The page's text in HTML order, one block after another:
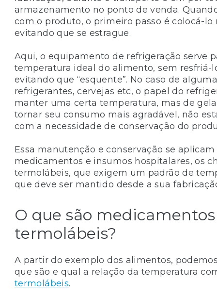
armazenamento no ponto de venda.
com o produto, o primeiro passo é colocá-lo
evitando que se estrague.
Aqui, o equipamento de refrigeração serve
temperatura ideal do alimento, sem resfriá-
evitando que “esquente”. No caso de
refrigerantes, cervejas etc, o papel do
manter uma certa temperatura, mas de
tornar seu consumo mais agradável, não
com a necessidade de conservação do
Essa manutenção e conservação se
medicamentos e insumos hospitalares, os
termolábeis, que exigem um padrão de
que deve ser mantido desde a sua
O que são medicamentos
termolábeis?
A partir do exemplo dos alimentos,
que são e qual a relação da temperatura
termolábeis.